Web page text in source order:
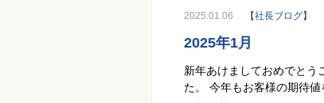
2025.01.06 【社長ブログ】
2025年1月
新年あけましておめでとう
た。 今年もお客様の期待